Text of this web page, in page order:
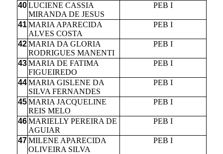
40 LUCIENE CASSIA
MIRANDA DE JESUS
PEB I
41 MARIA APARECIDA
ALVES COSTA
PEB I
42 MARIA DA GLORIA
RODRIGUES MANENTI
PEB I
43 MARIA DE FATIMA
FIGUEIREDO
PEB I
44 MARIA GISLENE DA
SILVA FERNANDES
PEB I
45 MARIA JACQUELINE
REIS MELO
PEB I
46 MARIELLY PEREIRA DE
AGUIAR
PEB I
47 MILENE APARECIDA
OLIVEIRA SILVA
PEB I